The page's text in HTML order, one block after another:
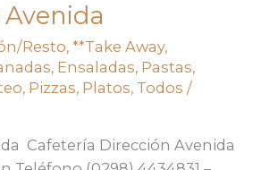
Resto,**Take Away,
, Ensaladas, Pastas,
, Pizzas, Platos, Todos /
Cafetería Dirección Avenida